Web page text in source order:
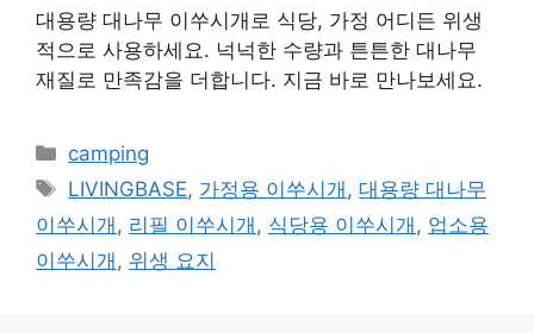
대용량 대나무 이쑤시개로 식당, 가정 어디든 위생
적으로 사용하세요. 넉넉한 수량과 튼튼한 대나무
재질로 만족감을 더합니다. 지금 바로 만나보세요.
카
테
리
camping
태
그
LIVINGBASE, 가정용 이쑤시개 ,대용량 대나무
이쑤시개 , 리필 이쑤시개 , 식당용 이쑤시개 , 업소용
이쑤시개 , 위생 요지